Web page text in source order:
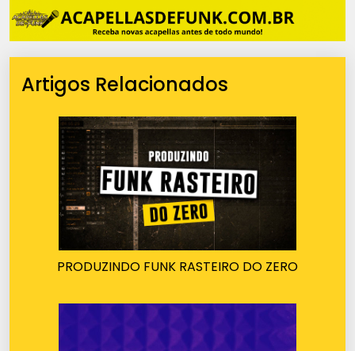
Artigos Relacionados
PRODUZINDO FUNK RASTEIRO DO ZERO